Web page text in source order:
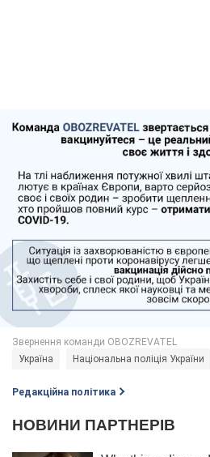
Україна Національна поліція України
Редакційна політика